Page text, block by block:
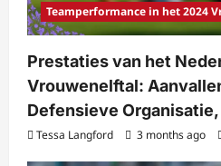
Teamperformance in het 2024
Prestaties van het
Vrouwenelftal:
Defensieve
Tessa Langford 3 months ago